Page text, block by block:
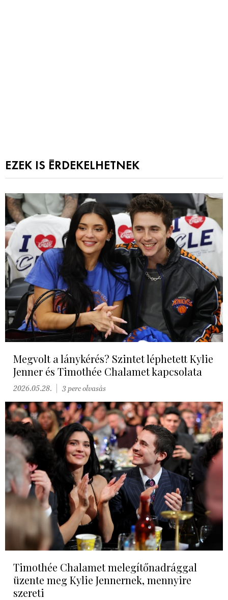
EZEK IS ÉRDEKELHETNEK
Megvolt a lánykérés? Szintet léphetett Kylie
Jenner és Timothée Chalamet kapcsolata
2026.05.28. 3 perc olvasás
Timothée Chalamet melegítőnadrággal
üzente meg Kylie Jennernek, mennyire
szereti